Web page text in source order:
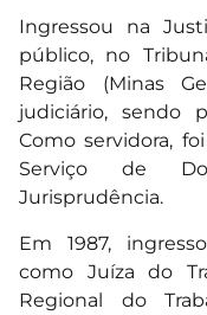
Ingressou na
público, no
Região (Minas
judiciário, sendo
Como servidora,
Serviço de
Jurisprudência.
Em 1987,
como Juíza do
Regional do